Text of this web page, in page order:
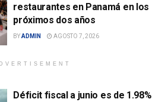
restaurantes en Panamá en los
próximos dos años
BYADMIN AGOSTO 7, 2026
Déficit fiscal a junio es de 1.98%